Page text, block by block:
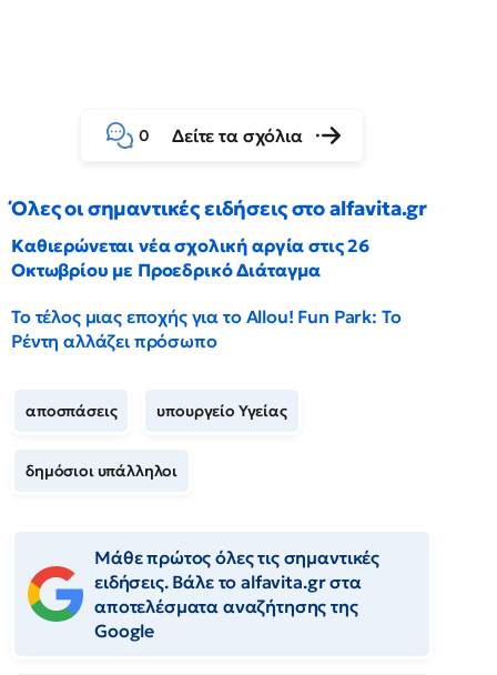
0 Δείτε τα σχόλια
Όλες οι σημαντικές ειδήσεις στο alfavita.gr
Καθιερώνεται νέα σχολική αργία στις 26
Οκτωβρίου με Προεδρικό Διάταγμα
Το τέλος μιας εποχής για το Allou! Fun Park: Το
Ρέντη αλλάζει πρόσωπο
αποσπάσεις υπουργείο Υγείας
δημόσιοι υπάλληλοι
Μάθε πρώτος όλες τις σημαντικές
ειδήσεις. Βάλε το alfavita.gr στα
αποτελέσματα αναζήτησης της
Google